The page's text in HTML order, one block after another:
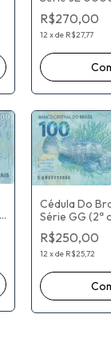
074889000
Flor De
Refinetti
R$270,00
12 xde R$27,77
Cédula Do
Série GG (2ª
De Estampa)
Campos
Goldfajn
R$250,00
12 xde R$25,72